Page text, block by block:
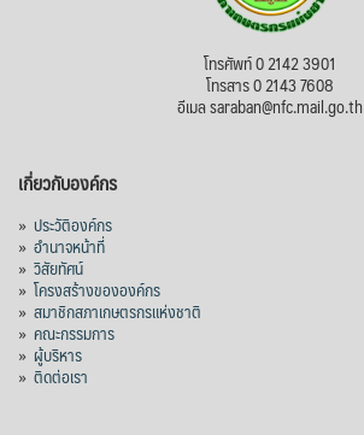
โทรศัพท์ 0 2142 3901
โทรสาร 0 2143 7608
อีเมล saraban@nfc.mail.go.th
เกี่ยวกับองค์กร
» ประวัติองค์กร
» อำนาจหน้าที่
» วิสัยทัศน์
» โครงสร้างขององค์กร
» สมาชิกสภาเกษตรกรแห่งชาติ
» คณะกรรมการ
» ผู้บริหาร
» ติดต่อเรา